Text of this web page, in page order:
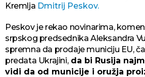
Kremlja Dmitrij Peskov.
Peskov je rekao novinarima,
srpskog predsednika Aleksandra
spremna da prodaje municiju EU,
predata Ukrajini,da bi Rusija
vidi da od municije i oružja